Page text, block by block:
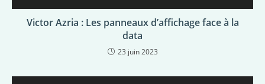
Victor Azria : Les panneaux d’affichage face à la
data
23 juin 2023